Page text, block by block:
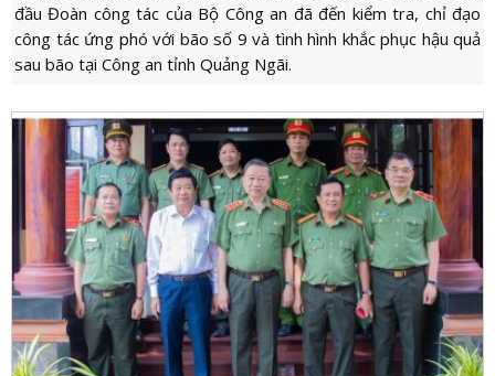
đầu Đoàn công tác của Bộ Công an đã đến kiểm tra, chỉ đạo
công tác ứng phó với bão số 9 và tình hình khắc phục hậu quả
sau bão tại Công an tỉnh Quảng Ngãi.